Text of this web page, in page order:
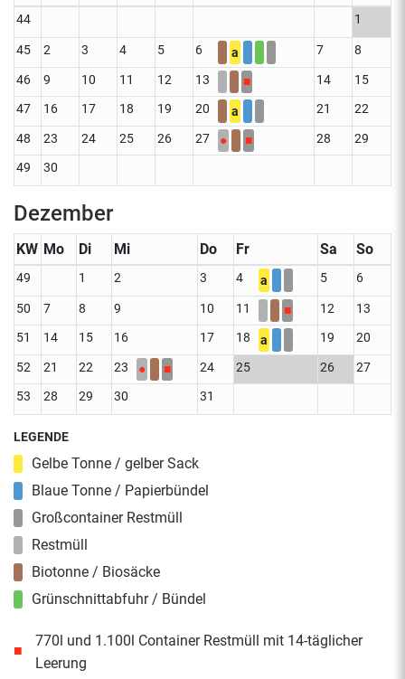
44 1
45 2 3 4 5 6 a 7 8
46 9 10 11 12 13 ■ 14
15
47
16 17 18 19 20 a 21 22
48 23 24 25 26 27 ● ■ 28
29
49
30
Dezember
KW Mo Di Mi Do Fr Sa So
49 1 2 3 4 a 5 6
50 7 8 9 10 11 ■ 12
13
51
14 15 16 17 18 a 19 20
52 21 22 23 ● ■ 24 25 26
27
53
28 29 30 31
LEGENDE
Gelbe Tonne / gelber Sack
Blaue Tonne / Papierbündel
Großcontainer Restmüll
Restmüll
Biotonne / Biosäcke
Grünschnittabfuhr / Bündel
■
770l und 1.100l Container Restmüll mit 14-täglicher
Leerung